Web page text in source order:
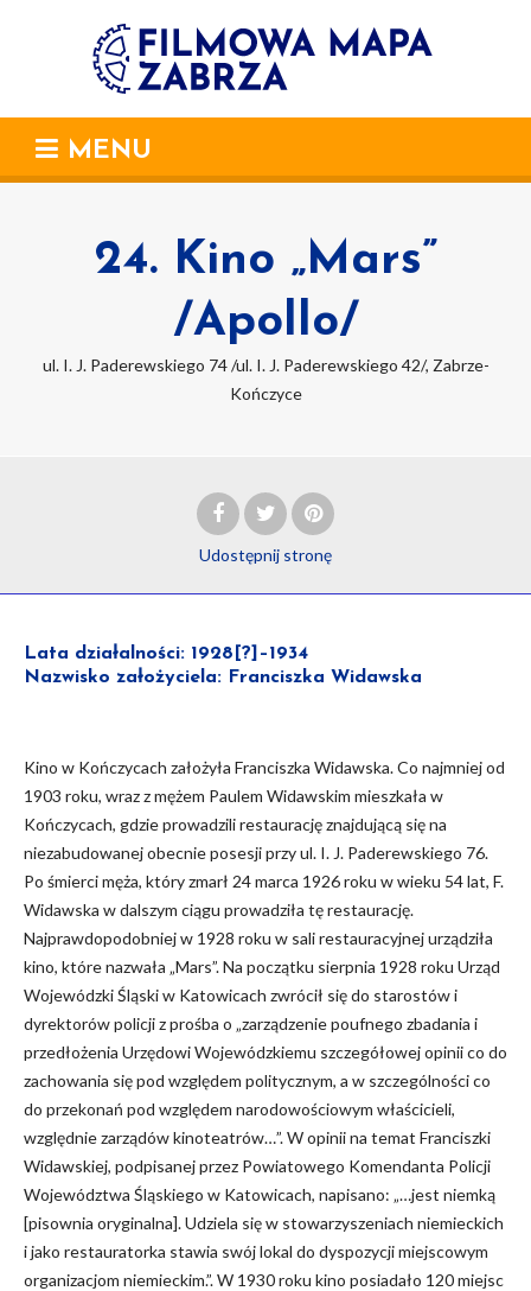
MENU
24. Kino „Mars”
/Apollo/
ul. I. J. Paderewskiego 74 /ul. I. J. Paderewskiego 42/, Zabrze-
Kończyce
Udostępnij stronę
Lata działalności: 1928[?]–1934
Nazwisko założyciela: Franciszka Widawska
Kino w Kończycach założyła Franciszka Widawska. Co najmniej od
1903 roku, wraz z mężem Paulem Widawskim mieszkała w
Kończycach, gdzie prowadzili restaurację znajdującą się na
niezabudowanej obecnie posesji przy ul. I. J. Paderewskiego 76.
Po śmierci męża, który zmarł 24 marca 1926 roku w wieku 54 lat, F.
Widawska w dalszym ciągu prowadziła tę restaurację.
Najprawdopodobniej w 1928 roku w sali restauracyjnej urządziła
kino, które nazwała „Mars”. Na początku sierpnia 1928 roku Urząd
Wojewódzki Śląski w Katowicach zwrócił się do starostów i
dyrektorów policji z prośba o „zarządzenie poufnego zbadania i
przedłożenia Urzędowi Wojewódzkiemu szczegółowej opinii co do
zachowania się pod względem politycznym, a w szczególności co
do przekonań pod względem narodowościowym właścicieli,
względnie zarządów kinoteatrów…”. W opinii na temat Franciszki
Widawskiej, podpisanej przez Powiatowego Komendanta Policji
Województwa Śląskiego w Katowicach, napisano: „…jest niemką
[pisownia oryginalna]. Udziela się w stowarzyszeniach niemieckich
i jako restauratorka stawia swój lokal do dyspozycji miejscowym
organizacjom niemieckim.”. W 1930 roku kino posiadało 120 miejsc